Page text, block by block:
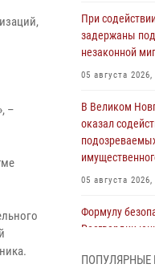
–
При
задержаны
незаконной
05 августа 2026,
В Великом
оказал
05 августа 2026,
Формулу
Росгвардии
ПОПУЛЯРНЫЕ